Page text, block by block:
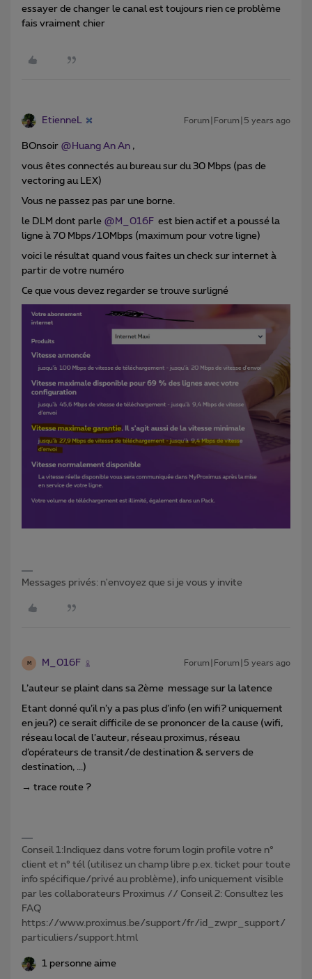
essayer de changer le canal est toujours rien ce problème
fais vraiment chier
EtienneL Forum|Forum|5 years ago
BOnsoir @Huang An An ,
vous êtes connectés au bureau sur du 30 Mbps (pas de
vectoring au LEX)
Vous ne passez pas par une borne.
le DLM dont parle @M_016F est bien actif et a poussé la
ligne à 70 Mbps/10Mbps (maximum pour votre ligne)
voici le résultat quand vous faites un check sur internet à
partir de votre numéro
Ce que vous devez regarder se trouve surligné
Messages privés: n'envoyez que si je vous y invite
M M_016F Forum|Forum|5 years ago
L’auteur se plaint dans sa 2ème message sur la latence
Etant donné qu’il n’y a pas plus d’info (en wifi? uniquement
en jeu?) ce serait difficile de se prononcer de la cause (wifi,
réseau local de l’auteur, réseau proximus, réseau
d’opérateurs de transit/de destination & servers de
destination, ...)
→ trace route ?
Conseil 1:Indiquez dans votre forum login profile votre n°
client et n° tél (utilisez un champ libre p.ex. ticket pour toute
info spécifique/privé au problème), info uniquement visible
par les collaborateurs Proximus // Conseil 2: Consultez les
FAQ
https://www.proximus.be/support/fr/id_zwpr_support/
particuliers/support.html
1 personne aime